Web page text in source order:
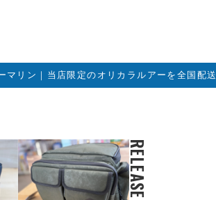
マリン｜当店限定のオリカラルアーを全国配送
RELEASE